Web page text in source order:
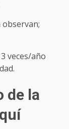
veces/año
de la